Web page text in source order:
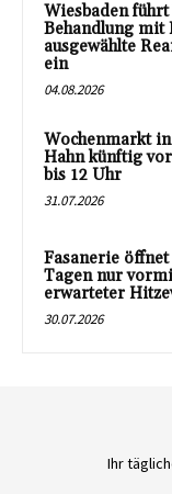
Wiesbaden
Behandlung mit
ausgewählte
ein
04.08.2026
Wochenmarkt
Hahn künftig
bis 12 Uhr
31.07.2026
Fasanerie öffnet
Tagen nur
erwarteter
30.07.2026
Ihr